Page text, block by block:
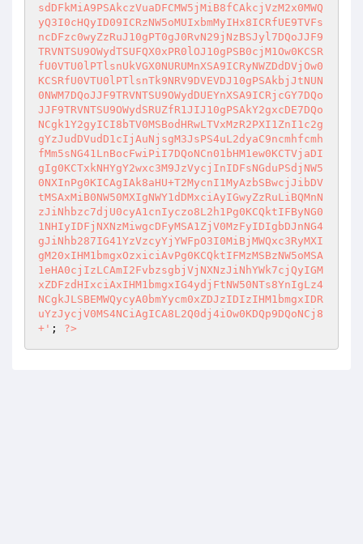
sdDFkMiA9PSAkczVuaDFCMW5jMiB8fCAkcjVzM2x0MWQ
yQ3I0cHQyID09ICRzNW5oMUIxbmMyIHx8ICRfUE9TVFs
ncDFzc0wyZzRuJ10gPT0gJ0RvN29jNzBSJyl7DQoJJF9
TRVNTSU9OWydTSUFQX0xPR0lOJ10gPSB0cjM1Ow0KCSR
fU0VTU0lPTlsnUkVGX0NURUMnXSA9ICRyNWZDdDVjOw0
KCSRfU0VTU0lPTlsnTk9NRV9DVEVDJ10gPSAkbjJtNUN
0NWM7DQoJJF9TRVNTSU9OWydDUEYnXSA9ICRjcGY7DQo
JJF9TRVNTSU9OWydSRUZfR1JIJ10gPSAkY2gxcDE7DQo
NCgk1Y2gyICI8bTV0MSBodHRwLTVxMzR2PXI1ZnI1c2g
gYzJudDVudD1cIjAuNjsgM3JsPS4uL2dyaC9ncmhfcmh
fMm5sNG41LnBocFwiPiI7DQoNCn01bHM1ew0KCTVjaDI
gIg0KCTxkNHYgY2wxc3M9JzVycjInIDFsNGduPSdjNW5
0NXInPg0KICAgIAk8aHU+T2MycnI1MyAzbSBwcjJibDV
tMSAxMiB0NW50MXIgNWY1dDMxciAyIGwyZzRuLiBQMnN
zJiNhbzc7djU0cyA1cnIyczo8L2h1Pg0KCQktIFByNG0
1NHIyIDFjNXNzMiwgcDFyMSA1ZjV0MzFyIDIgbDJnNG4
gJiNhb287IG41YzVzcyYjYWFpO3I0MiBjMWQxc3RyMXI
gM20xIHM1bmgxOzxiciAvPg0KCQktIFMzMSBzNW5oMSA
1eHA0cjIzLCAmI2FvbzsgbjVjNXNzJiNhYWk7cjQyIGM
xZDFzdHIxciAxIHM1bmgxIG4ydjFtNW50NTs8YnIgLz4
NCgkJLSBEMWQycyA0bmYycm0xZDJzIDIzIHM1bmgxIDR
uYzJycjV0MS4NCiAgICA8L2Q0dj4iOw0KDQp9DQoNCj8
+' ; ?>